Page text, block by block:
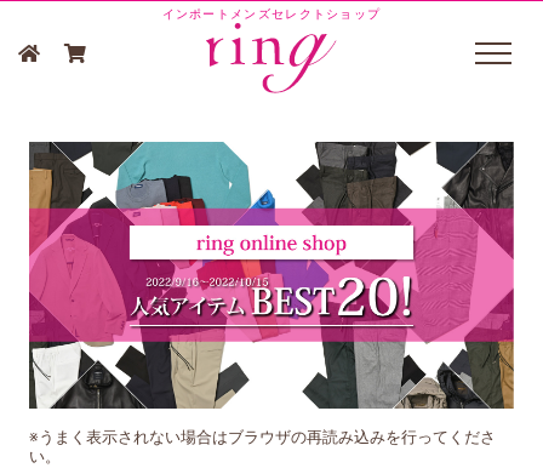
インポートメンズセレクトショップ
※うまく表示されない場合はブラウザの再読み込みを行ってくださ
い。